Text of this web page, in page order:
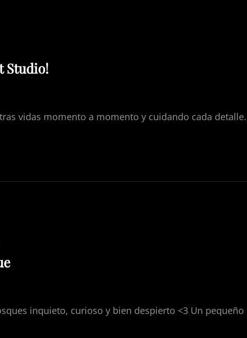
Studio!
vidas momento a momento y cuidando cada
inquieto, curioso y bien despierto <3 Un